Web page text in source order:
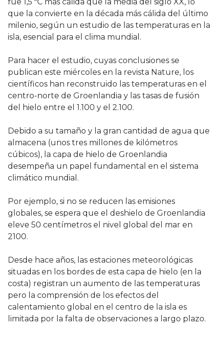
que la convierte en la década más cálida del último
milenio, según un estudio de las temperaturas en la
isla, esencial para el clima mundial.
Para hacer el estudio, cuyas conclusiones se
publican este miércoles en la revista Nature, los
científicos han reconstruido las temperaturas en el
centro-norte de Groenlandia y las tasas de fusión
del hielo entre el 1.100 y el 2.100.
Debido a su tamaño y la gran cantidad de agua que
almacena (unos tres millones de kilómetros
cúbicos), la capa de hielo de Groenlandia
desempeña un papel fundamental en el sistema
climático mundial.
Por ejemplo, si no se reducen las emisiones
globales, se espera que el deshielo de Groenlandia
eleve 50 centímetros el nivel global del mar en
2100.
Desde hace años, las estaciones meteorológicas
situadas en los bordes de esta capa de hielo (en la
costa) registran un aumento de las temperaturas
pero la comprensión de los efectos del
calentamiento global en el centro de la isla es
limitada por la falta de observaciones a largo plazo.